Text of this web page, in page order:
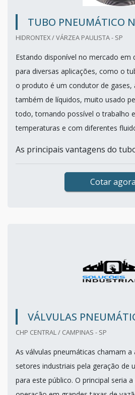
TUBO PNEUMÁTICO
HIDRONTEX / VÁRZEA PAULISTA - SP
Estando disponível no mercado em
para diversas aplicações, como o
o produto é um condutor de gases,
também de líquidos, muito usado
todo, tornando possível o trabalho
temperaturas e com diferentes
As principais vantagens do
Cotar agora
VÁLVULAS
CHP CENTRAL / CAMPINAS - SP
As válvulas pneumáticas chamam
setores industriais pela geração de
para este público. O principal seria